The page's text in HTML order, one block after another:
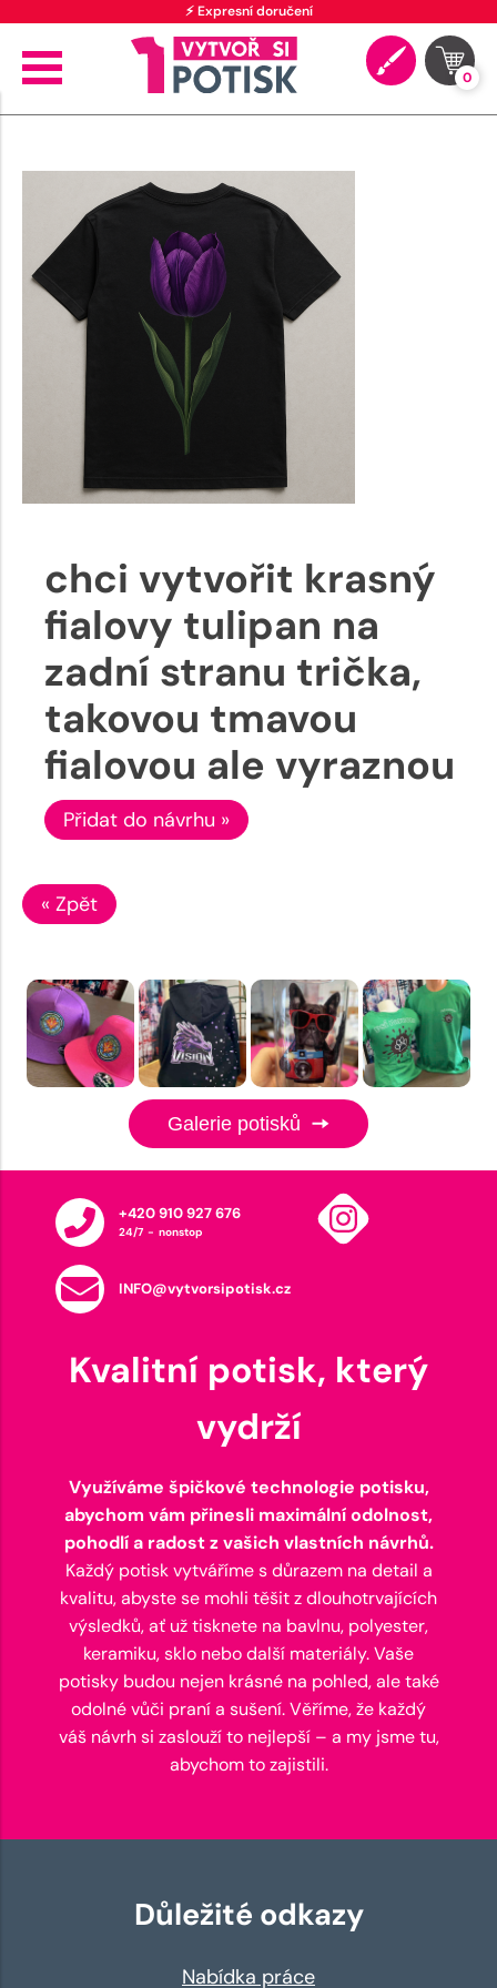
⚡ Expresní doručení
0
chci vytvořit krasný
fialovy tulipan na
zadní stranu trička,
takovou tmavou
fialovou ale vyraznou
Přidat do návrhu »
« Zpět
Galerie potisků
+420 910 927 676
24/7 - nonstop
INFO@vytvorsipotisk.cz
Kvalitní potisk, který
vydrží
Využíváme špičkové technologie potisku,
abychom vám přinesli maximální odolnost,
pohodlí a radost z vašich vlastních návrhů.
Každý potisk vytváříme s důrazem na detail a
kvalitu, abyste se mohli těšit z dlouhotrvajících
výsledků, ať už tisknete na bavlnu, polyester,
keramiku, sklo nebo další materiály. Vaše
potisky budou nejen krásné na pohled, ale také
odolné vůči praní a sušení. Věříme, že každý
váš návrh si zaslouží to nejlepší – a my jsme tu,
abychom to zajistili.
Důležité odkazy
Nabídka práce